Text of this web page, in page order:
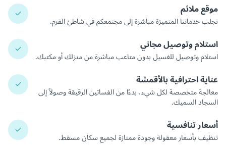
✓ موقع ملائم
نجلب خدماتنا المتميزة مباشرة إلى مجتمعكم في شاطئ القرم.
✓ استلام وتوصيل مجاني
استلام وتوصيل للغسيل بدون متاعب مباشرة من منزلك أو مكتبك.
✓ عناية احترافية بالأقمشة
معالجة متخصصة لكل شيء، بدءًا من الفساتين الرقيقة وصولاً إلى
السجاد السميك.
✓ أسعار تنافسية
تنظيف بأسعار معقولة وجودة ممتازة لجميع سكان مسقط.